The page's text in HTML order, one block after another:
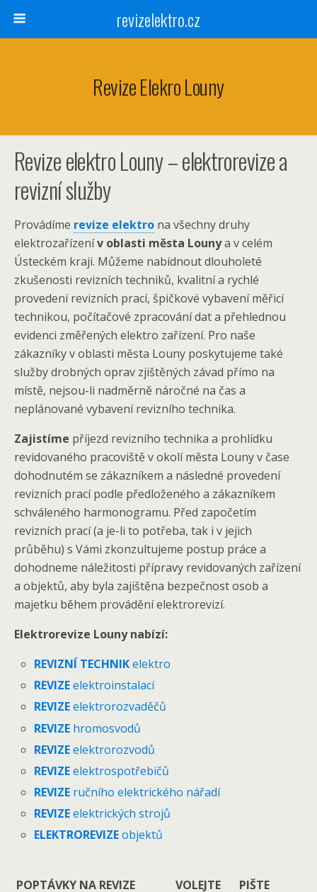
revizelektro.cz
Revize Elekro Louny
Revize elektro Louny – elektrorevize a
revizní služby
Provádíme revize elektro na všechny druhy
elektrozařízenív oblasti města Lounya v celém
Ústeckém kraji. Můžeme nabídnout dlouholeté
zkušenosti revizních techniků, kvalitní a rychlé
provedení revizních prací, špičkové vybavení měřicí
technikou, počítačové zpracování dat a přehlednou
evidenci změřených elektro zařízení. Pro naše
zákazníky v oblasti města Louny poskytujeme také
služby drobných oprav zjištěných závad přímo na
místě, nejsou-li nadměrně náročné na čas a
neplánované vybavení revizního technika.
Zajistíme příjezd revizního technika a prohlídku
revidovaného pracoviště v okolí města Louny v čase
dohodnutém se zákazníkem a následné provedení
revizních prací podle předloženého a zákazníkem
schváleného harmonogramu. Před započetím
revizních prací (a je-li to potřeba, tak i v jejich
průběhu) s Vámi zkonzultujeme postup práce a
dohodneme náležitosti přípravy revidovaných zařízení
a objektů, aby byla zajištěna bezpečnost osob a
majetku během provádění elektrorevizí.
Elektrorevize Louny nabízí:
REVIZNÍ TECHNIKelektro
REVIZEelektroinstalací
REVIZEelektrorozvaděčů
REVIZE hromosvodů
REVIZEelektrorozvodů
REVIZEelektrospotřebičů
REVIZE ručního elektrického nářadí
REVIZEelektrických strojů
ELEKTROREVIZEobjektů
POPTÁVKY NA REVIZE VOLEJTE
PIŠTE